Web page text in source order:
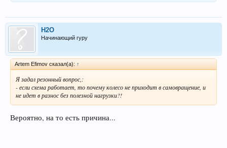
H2O
Начинающий гуру
Artem Efimov сказал(а): ↑
Я задал резонный вопрос,:
- если схема работает, то почему колесо не приходит в самовращение, и
не идет в разнос без полезной нагрузки?!
Вероятно, на то есть причина...